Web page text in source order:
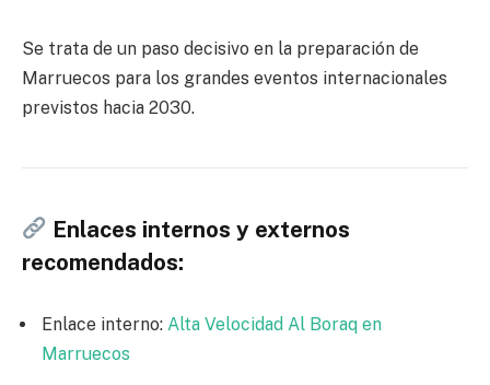
Se trata de un paso decisivo en la preparación de
Marruecos para los grandes eventos internacionales
previstos hacia 2030.
Enlaces internos y externos
recomendados:
Enlace interno: Alta Velocidad Al Boraq en
Marruecos